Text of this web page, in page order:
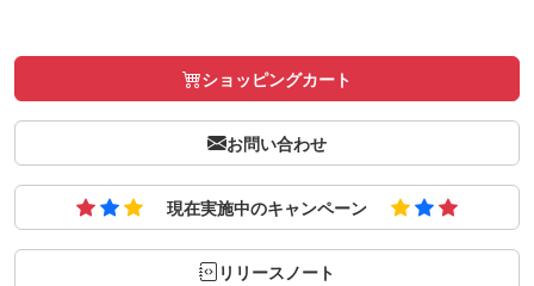
ショッピングカート
お問い合わせ
現在実施中のキャンペーン
リリースノート